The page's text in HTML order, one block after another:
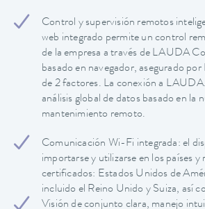
Control y supervisión remotos
web integrado permite un control
de la empresa a través de LAUDA
basado en navegador, asegurado
de 2 factores. La conexión a
análisis global de datos basado en la
mantenimiento remoto.
Comunicación Wi-Fi integrada: el
importarse y utilizarse en los países y
certificados: Estados Unidos de
incluido el Reino Unido y Suiza, así
Visión de conjunto clara, manejo